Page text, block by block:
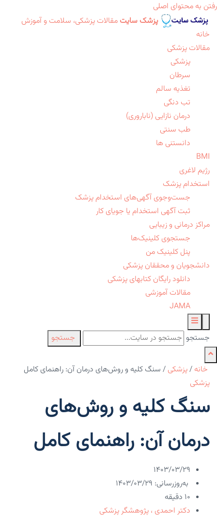
رفتن به محتوای اصلی
پزشک سایت مقالات پزشکی، سلامت و آموزش
خانه
مقالات پزشکی
پزشکی
سرطان
تغذیه سالم
تب دنگی
درمان نازایی (ناباروری)
طب سنتی
دانستنی ها
BMI
رژیم لاغری
استخدام پزشک
جست‌وجوی آگهی‌های استخدام پزشک
ثبت آگهی استخدام یا جویای کار
مراکز درمانی و زیبایی
جستجوی کلینیک‌ها
پنل کلینیک من
دانشجویان و محققان پزشکی
دانلود رایگان کتابهای پزشکی
مقالات آموزشی
JAMA
جستجو جستجو
خانه /پزشکی / سنگ کلیه و روش‌های درمان آن: راهنمای کامل
پزشکی
سنگ کلیه و روش‌های
درمان آن: راهنمای کامل
۱۴۰۳/۰۳/۲۹
به‌روزرسانی: ۱۴۰۳/۰۳/۲۹
10 دقیقه
دکتر احمدی ، پژوهشگر پزشکی